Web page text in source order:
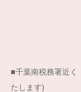
■千葉南税務署近く
たします)